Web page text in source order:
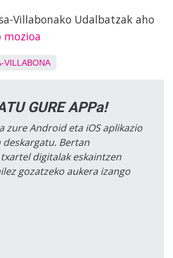
Villabonako Udalbatzak aho
VILLABONA
GURE APPa!
zure Android eta iOS aplikazio
Bertan
digitalak eskaintzen
gozatzeko aukera izango